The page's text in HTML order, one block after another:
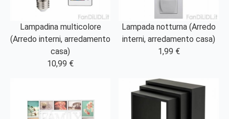
Lampadina multicolore
(Arredo interni, arredamento
casa)
10,99 €
Lampada notturna (Arredo
interni, arredamento casa)
1,99 €